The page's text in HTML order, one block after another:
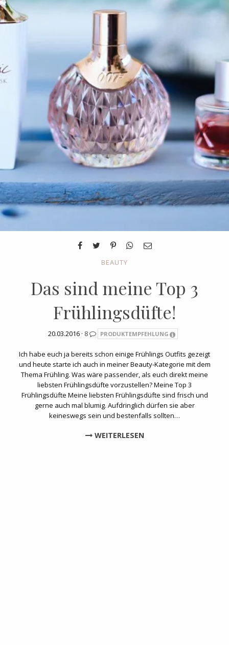
BEAUTY
Das sind meine Top 3
Frühlingsdüfte!
20.03.2016 · 8 PRODUKTEMPFEHLUNG
Ich habe euch ja bereits schon einige Frühlings Outfits gezeigt
und heute starte ich auch in meiner Beauty-Kategorie mit dem
Thema Frühling. Was wäre passender, als euch direkt meine
liebsten Frühlingsdüfte vorzustellen? Meine Top 3
Frühlingsdüfte Meine liebsten Frühlingsdüfte sind frisch und
gerne auch mal blumig. Aufdringlich dürfen sie aber
keineswegs sein und bestenfalls sollten…
WEITERLESEN